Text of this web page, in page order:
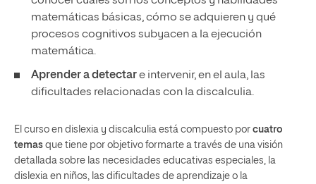
matemáticas básicas, cómo se adquieren y qué
procesos cognitivos subyacen a la ejecución
matemática.
Aprender a detectare intervenir, en el aula, las
dificultades relacionadas con la discalculia.
El curso en dislexia y discalculia está compuesto por cuatro
temas que tiene por objetivo formarte a través de una visión
detallada sobre las necesidades educativas especiales, la
dislexia en niños, las dificultades de aprendizaje o la